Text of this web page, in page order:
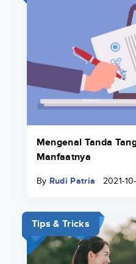
Mengenal Tanda
Manfaatnya
By Rudi Patria 2021-
Tips & Tricks